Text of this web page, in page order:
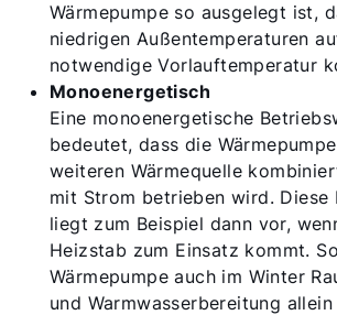
Wärmepumpe so ausgelegt ist,
niedrigen Außentemperaturen
notwendige Vorlauftemperatur
Monoenergetisch
Eine monoenergetische
bedeutet, dass die
weiteren Wärmequelle
mit Strom betrieben wird. Diese
liegt zum Beispiel dann vor,
Heizstab zum Einsatz kommt.
Wärmepumpe auch im Winter
und Warmwasserbereitung